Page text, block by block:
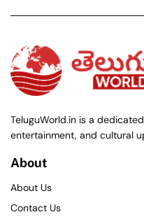
TeluguWorld.in is a
entertainment, and cultural
About
About Us
Contact Us